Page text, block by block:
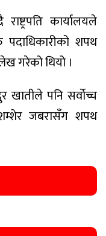
कार्यालयले
शपथ
गरेको थियो ।
खातीले पनि सर्वोच्च
जबरासँग शपथ